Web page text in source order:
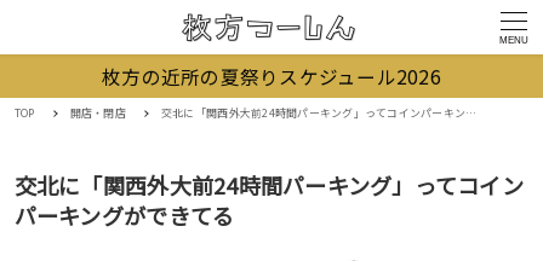
MENU
枚方の近所の夏祭りスケジュール2026
TOP 開店・閉店 交北に「関西外大前24時間パーキング」ってコインパーキングができてる
交北に「関西外大前24時間パーキング」ってコイン
パーキングができてる